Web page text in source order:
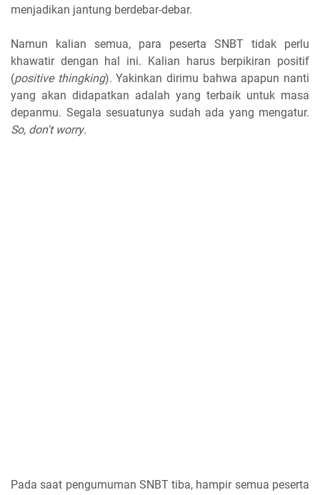
menjadikan jantung berdebar-debar.
Namun kalian semua, para peserta SNBT tidak perlu
khawatir dengan hal ini. Kalian harus berpikiran positif
(positive thingking). Yakinkan dirimu bahwa apapun nanti
yang akan didapatkan adalah yang terbaik untuk masa
depanmu. Segala sesuatunya sudah ada yang mengatur.
So, don't worry.
Pada saat pengumuman SNBT tiba, hampir semua peserta